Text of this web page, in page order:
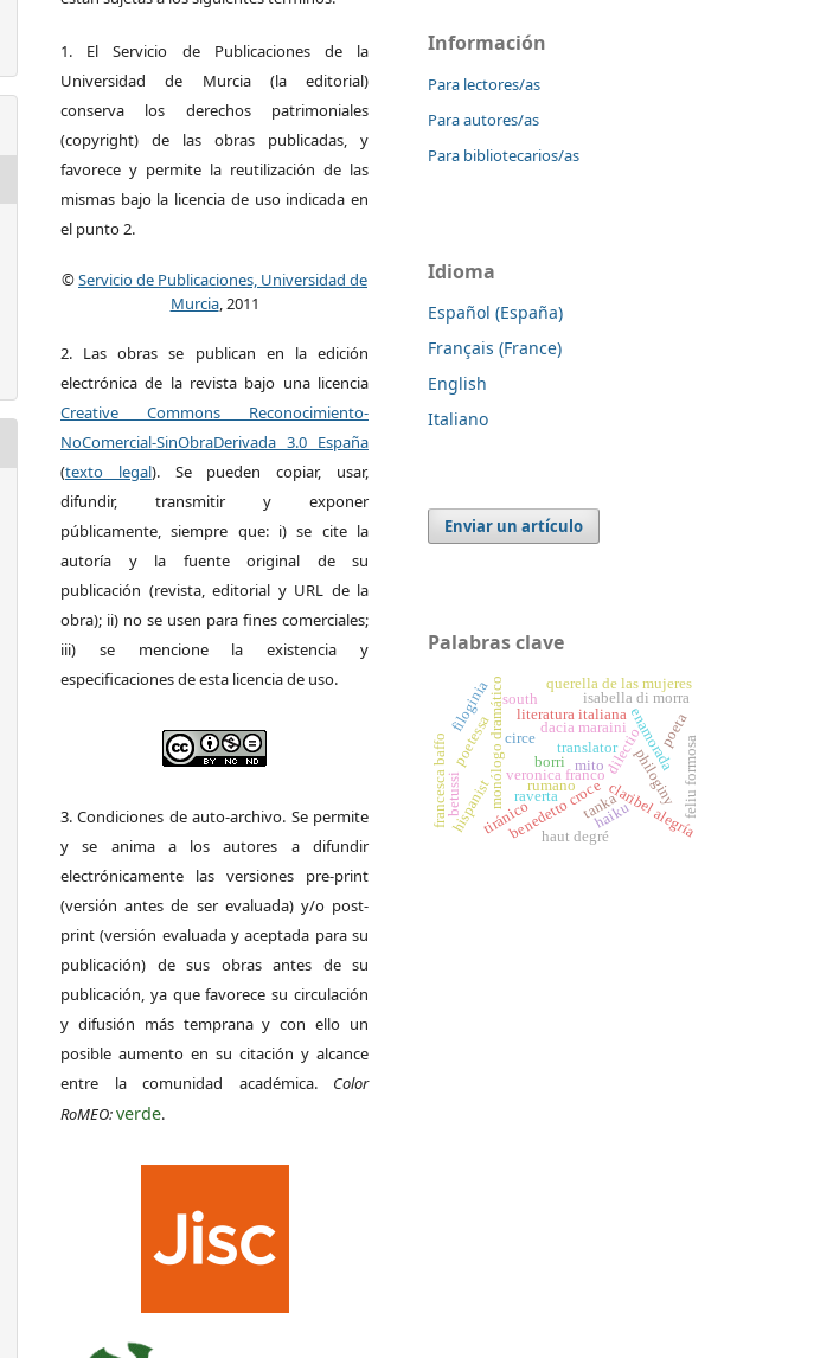
1. El Servicio de Publicaciones de la
Universidad de Murcia (la editorial)
conserva los derechos patrimoniales
(copyright) de las obras publicadas, y
favorece y permite la reutilización de las
mismas bajo la licencia de uso indicada en
el punto 2.
©Servicio de Publicaciones, Universidad de
Murcia, 2011
2. Las obras se publican en la edición
electrónica de la revista bajo una licencia
Creative Commons Reconocimiento-
NoComercial-SinObraDerivada 3.0 España
(texto legal). Se pueden copiar, usar,
difundir, transmitir y exponer
públicamente, siempre que: i) se cite la
autoría y la fuente original de su
publicación (revista, editorial y URL de la
obra); ii) no se usen para fines comerciales;
iii) se mencione la existencia y
especificaciones de esta licencia de uso.
3. Condiciones de auto-archivo. Se permite
y se anima a los autores a difundir
electrónicamente las versiones pre-print
(versión antes de ser evaluada) y/o post-
print (versión evaluada y aceptada para su
publicación) de sus obras antes de su
publicación, ya que favorece su circulación
y difusión más temprana y con ello un
posible aumento en su citación y alcance
entre la comunidad académica. Color
RoMEO:verde.
Información
Para lectores/as
Para autores/as
Para bibliotecarios/as
Idioma
Español (España)
Français (France)
English
Italiano
Enviar un artículo
Palabras clave
dilectio
veronica franco
claribel alegría
monólogo dramático enamorada
mito
benedetto croce
isabella di morra
dacia maraini
literatura italiana
rumano
south
translator
hispanist
querella de las mujeres
circe
francesca baffo borri
poetessa poeta
philoginy
filoginia
raverta
betussi tanka
haiku feliu formosa
tiránico haut degré